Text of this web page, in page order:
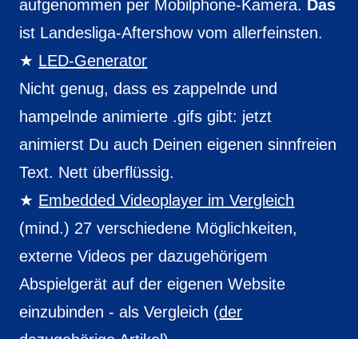
aufgenommen per Mobilphone-Kamera. Das
ist Landesliga-Aftershow vom allerfeinsten.
LED-Generator
Nicht genug, dass es zappelnde und
hampelnde animierte .gifs gibt: jetzt
animierst Du auch Deinen eigenen sinnfreien
Text. Nett überflüssig.
Embedded Videoplayer im Vergleich
(mind.) 27 verschiedene Möglichkeiten,
externe Videos per dazugehörigem
Abspielgerät auf der eigenen Website
einzubinden - als Vergleich (der